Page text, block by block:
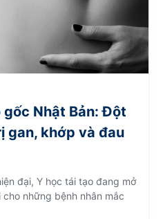
Nhật Bản: Đột
gan, khớp và đau
đại, Y học tái tạo đang mở
những bệnh nhân mắc